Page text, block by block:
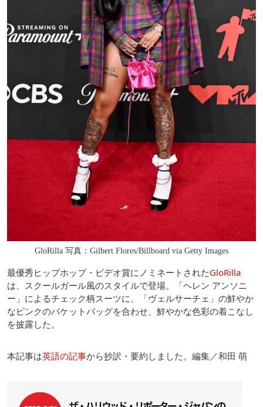
GloRilla 写真：Gilbert Flores/Billboard via Getty Images
最優秀ヒップホップ・ビデオ賞にノミネートされたGloRilla
は、スクールガール風のスタイルで登場。「ヘレン アンソニ
ー」によるチェック柄スーツに、「ヴェルサーチェ」の鮮やか
なピンクのバケットバッグを合わせ、鮮やかな色彩の着こなし
を披露した。
本記事は英語の記事から抄訳・要約しました。編集／和田 萌